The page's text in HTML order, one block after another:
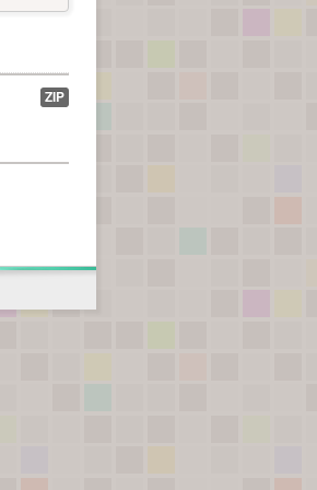
ZIP